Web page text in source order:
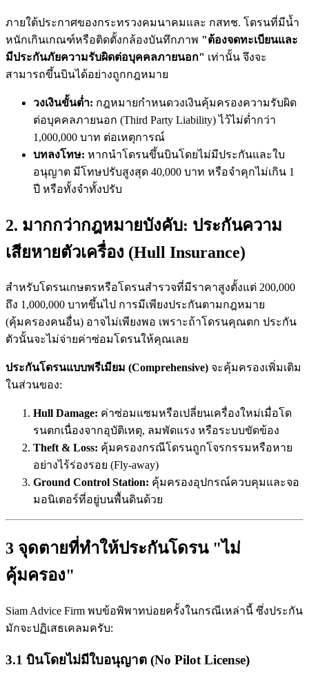
ภายใต้ประกาศของกระทรวงคมนาคมและ กสทช. โดรนที่มีน้ำ
หนักเกินเกณฑ์หรือติดตั้งกล้องบันทึกภาพ "ต้องจดทะเบียนและ
มีประกันภัยความรับผิดต่อบุคคลภายนอก" เท่านั้น จึงจะ
สามารถขึ้นบินได้อย่างถูกกฎหมาย
วงเงินขั้นต่ำ: กฎหมายกำหนดวงเงินคุ้มครองความรับผิด
ต่อบุคคลภายนอก (Third Party Liability) ไว้ไม่ต่ำกว่า
1,000,000 บาท ต่อเหตุการณ์
บทลงโทษ: หากนำโดรนขึ้นบินโดยไม่มีประกันและใบ
อนุญาต มีโทษปรับสูงสุด 40,000 บาท หรือจำคุกไม่เกิน 1
ปี หรือทั้งจำทั้งปรับ
2. มากกว่ากฎหมายบังคับ: ประกันความ
เสียหายตัวเครื่อง (Hull Insurance)
สำหรับโดรนเกษตรหรือโดรนสำรวจที่มีราคาสูงตั้งแต่ 200,000
ถึง 1,000,000 บาทขึ้นไป การมีเพียงประกันตามกฎหมาย
(คุ้มครองคนอื่น) อาจไม่เพียงพอ เพราะถ้าโดรนคุณตก ประกัน
ตัวนั้นจะไม่จ่ายค่าซ่อมโดรนให้คุณเลย
ประกันโดรนแบบพรีเมียม (Comprehensive) จะคุ้มครองเพิ่มเติม
ในส่วนของ:
Hull Damage: ค่าซ่อมแซมหรือเปลี่ยนเครื่องใหม่เมื่อโด
รนตกเนื่องจากอุบัติเหตุ, ลมพัดแรง หรือระบบขัดข้อง
Theft & Loss: คุ้มครองกรณีโดรนถูกโจรกรรมหรือหาย
อย่างไร้ร่องรอย (Fly-away)
Ground Control Station: คุ้มครองอุปกรณ์ควบคุมและจอ
มอนิเตอร์ที่อยู่บนพื้นดินด้วย
3 จุดตายที่ทำให้ประกันโดรน "ไม่
คุ้มครอง"
Siam Advice Firm พบข้อพิพาทบ่อยครั้งในกรณีเหล่านี้ ซึ่งประกัน
มักจะปฏิเสธเคลมครับ:
3.1 บินโดยไม่มีใบอนุญาต (No Pilot License)